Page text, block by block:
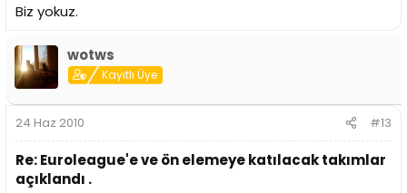
Biz yokuz.
wotws
Kayıtlı Üye
24 Haz 2010 #13
Re: Euroleague'e ve ön elemeye katılacak takımlar
açıklandı .